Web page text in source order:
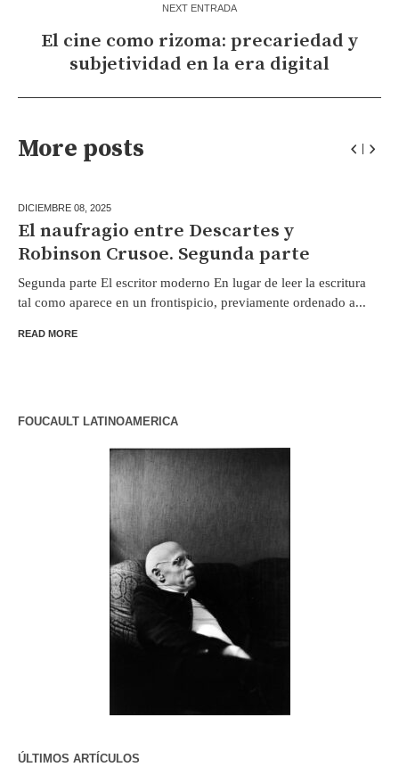
NEXT ENTRADA
El cine como rizoma: precariedad y
subjetividad en la era digital
More posts
DICIEMBRE 08, 2025
El naufragio entre Descartes y
Robinson Crusoe. Segunda parte
Segunda parte El escritor moderno En lugar de leer la escritura
tal como aparece en un frontispicio, previamente ordenado a...
READ MORE
FOUCAULT LATINOAMERICA
ÚLTIMOS ARTÍCULOS